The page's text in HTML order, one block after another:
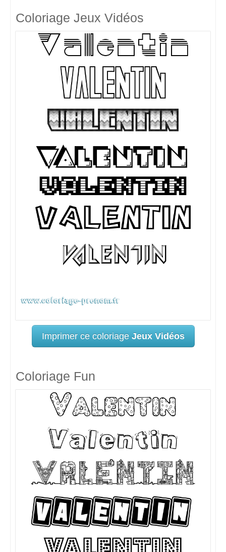
Coloriage Jeux Vidéos
Imprimer ce coloriage Jeux Vidéos
Coloriage Fun